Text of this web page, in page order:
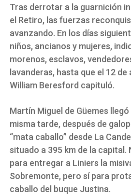
Tras derrotar a la guarnición
el Retiro, las fuerzas
avanzando. En los días
niños, ancianos y mujeres,
morenos, esclavos,
lavanderas, hasta que el 12
William Beresford capituló.
Martín Miguel de Güemes
misma tarde, después de
“mata caballo” desde La
situado a 395 km de la capital.
para entregar a Liniers la
Sobremonte, pero sí para
caballo del buque Justina.